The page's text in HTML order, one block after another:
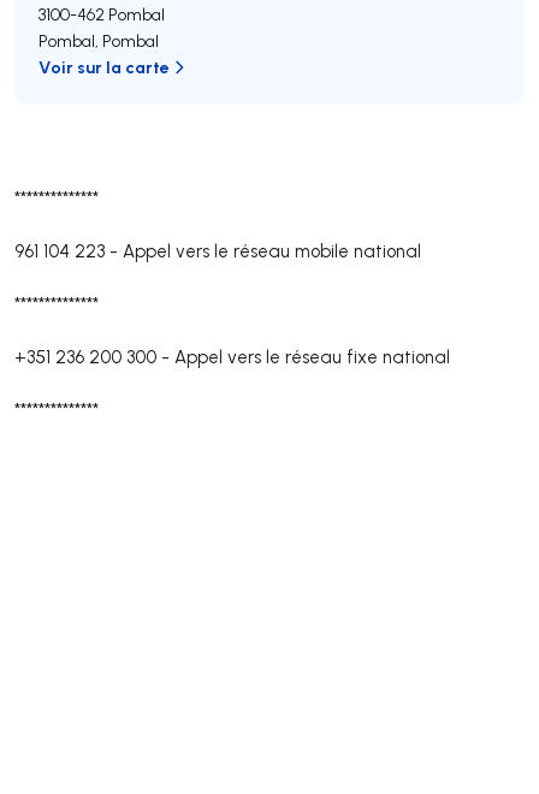
**************
961 104 223 - Appel vers le réseau mobile national
**************
+351 236 200 300 - Appel vers le réseau fixe national
**************
3100-462 Pombal
Pombal, Pombal
Voir sur la carte